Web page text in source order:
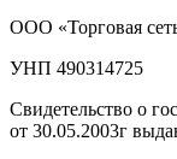
ООО «Торговая
УНП 490314725
Свидетельство о
от 30.05.2003г